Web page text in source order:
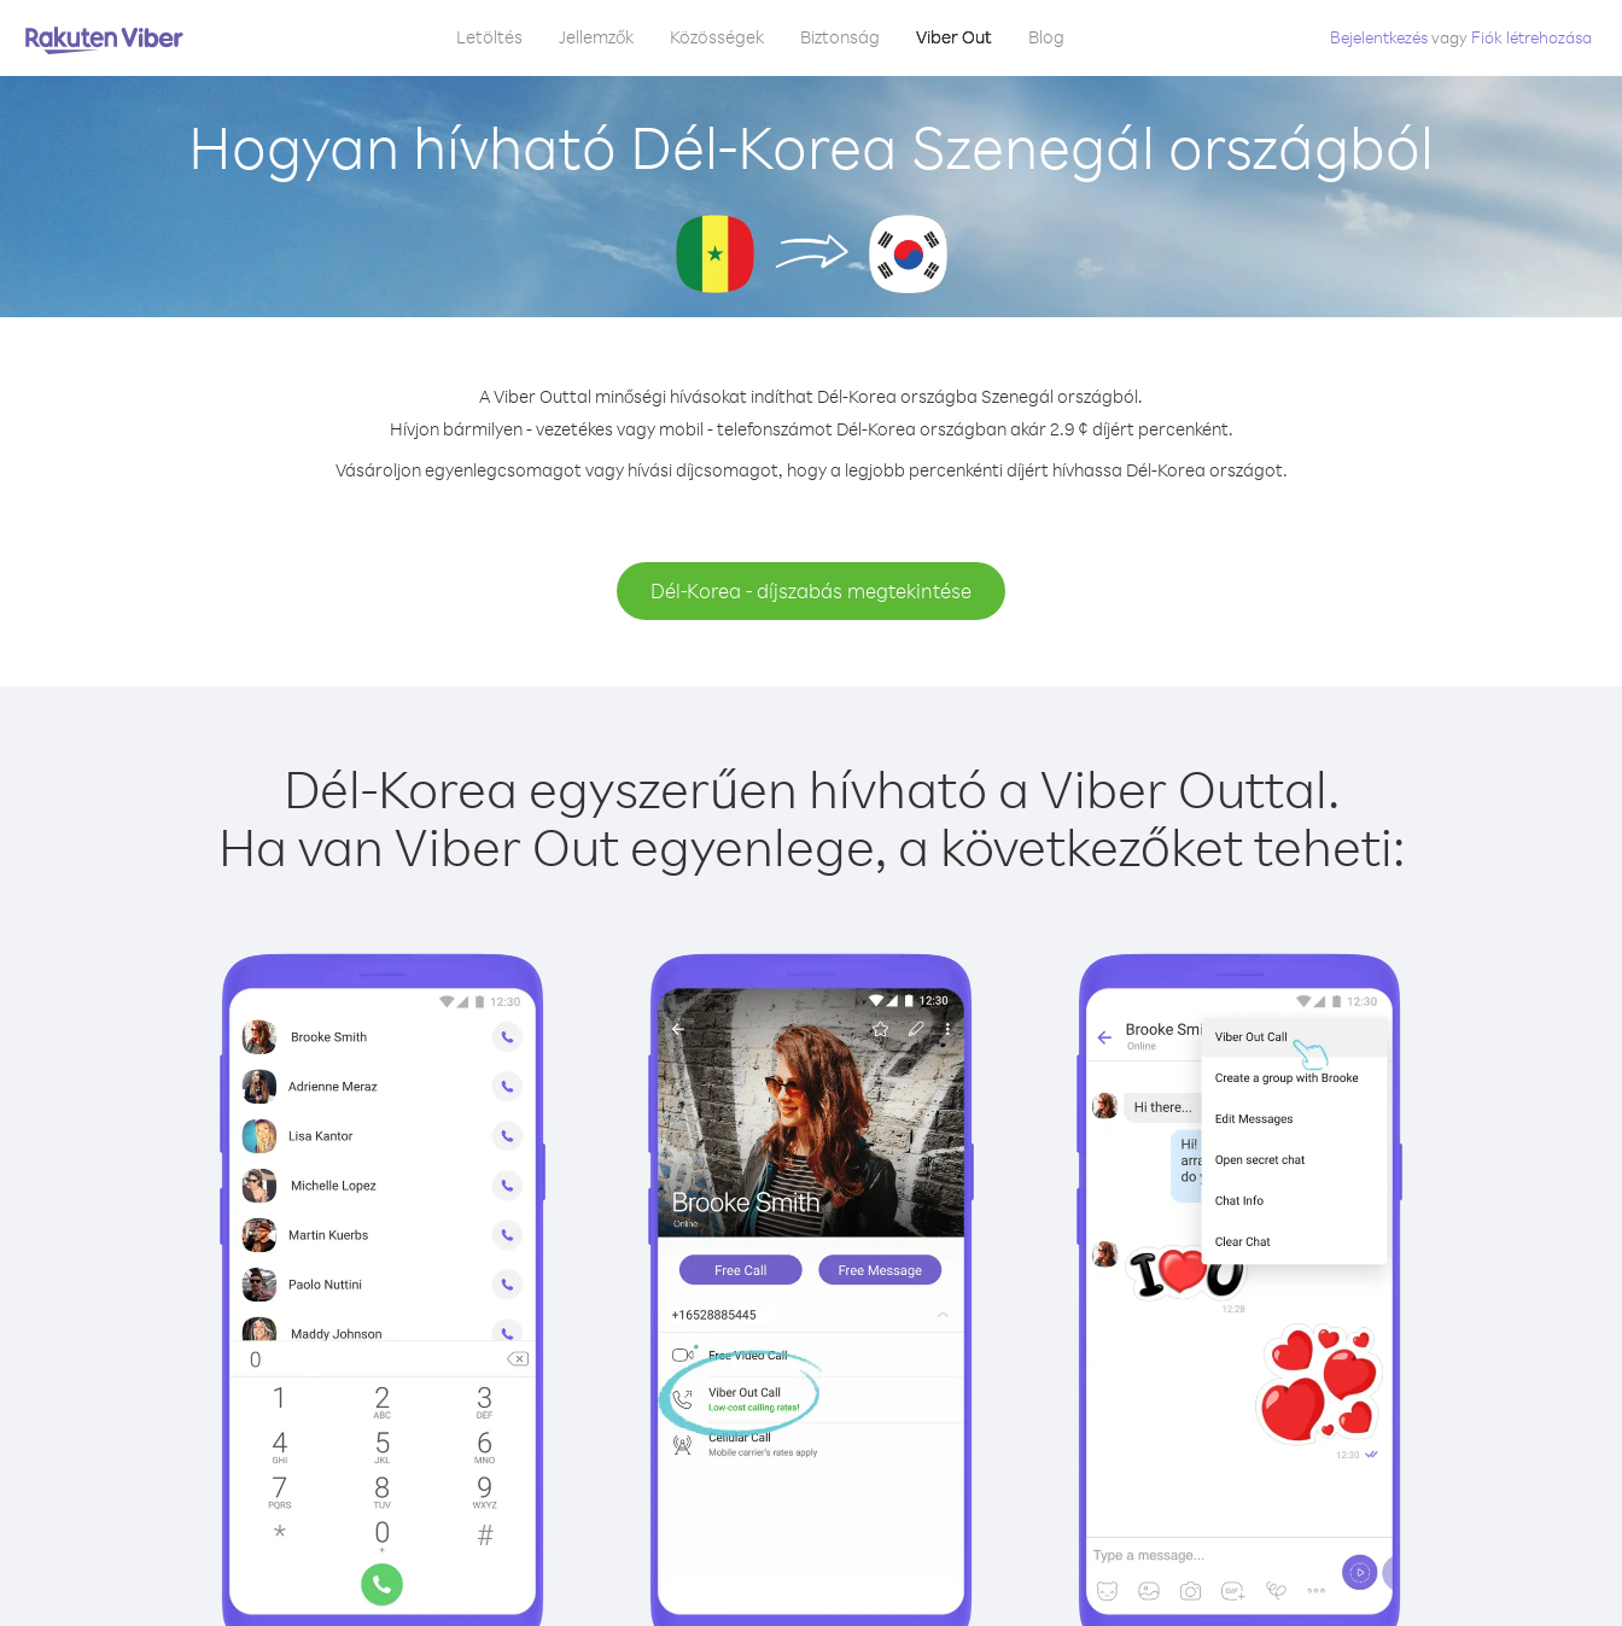
Letöltés Jellemzők Közösségek Biztonság Viber Out Blog Bejelentkezésvagy Fiók létrehozása
Hogyan hívható Dél-Korea Szenegál országból
A Viber Outtal minőségi hívásokat indíthat Dél-Korea országba Szenegál országból.
Hívjon bármilyen - vezetékes vagy mobil - telefonszámot Dél-Korea országban akár 2.9 ¢ díjért percenként.
Vásároljon egyenlegcsomagot vagy hívási díjcsomagot, hogy a legjobb percenkénti díjért hívhassa Dél-Korea országot.
Dél-Korea - díjszabás megtekintése
Dél-Korea egyszerűen hívható a Viber Outtal.
Ha van Viber Out egyenlege, a következőket teheti: